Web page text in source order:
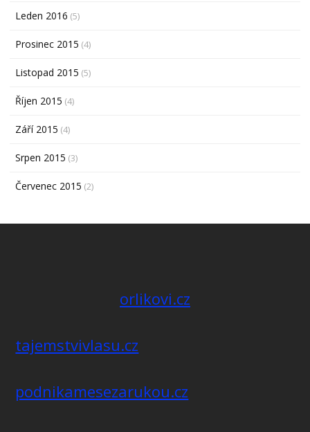
Leden 2016 (5)
Prosinec 2015 (4)
Listopad 2015 (5)
Říjen 2015 (4)
Září 2015 (4)
Srpen 2015 (3)
Červenec 2015 (2)
orlikovi.cz
tajemstvivlasu.cz
podnikamesezarukou.cz